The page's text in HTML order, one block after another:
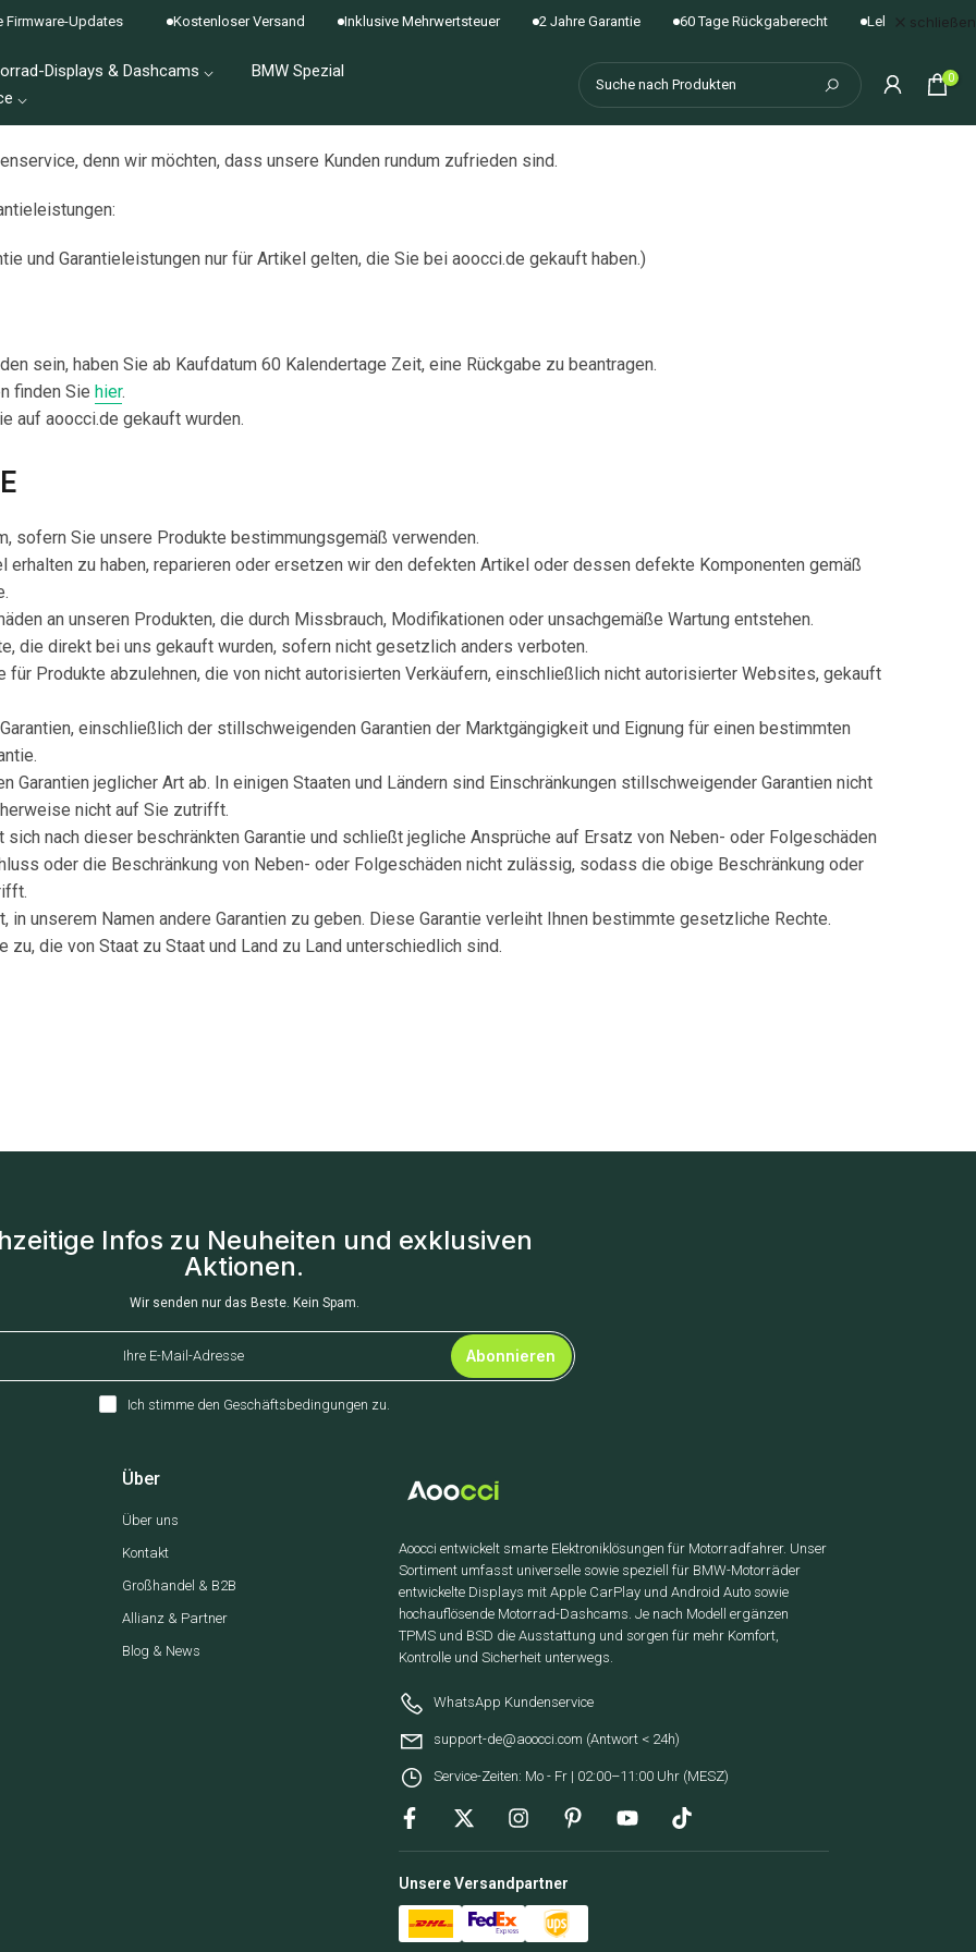
Updates Kostenloser Versand Inklusive Mehrwertsteuer 2 Jahre Garantie 60 Tage Rückgaberecht Lebenslangeschließen
Displays & Dashcams ⌵
BMW Spezial
⌵
0
denn wir möchten, dass unsere Kunden rundum zufrieden sind.
und Garantieleistungen nur für Artikel gelten, die Sie bei aoocci.de gekauft haben.)
sein, haben Sie ab Kaufdatum 60 Kalendertage Zeit, eine Rückgabe zu beantragen.
finden Sie hier.
auf aoocci.de gekauft wurden.
sofern Sie unsere Produkte bestimmungsgemäß verwenden.
erhalten zu haben, reparieren oder ersetzen wir den defekten Artikel oder dessen defekte Komponenten gemäß
an unseren Produkten, die durch Missbrauch, Modifikationen oder unsachgemäße Wartung entstehen.
die direkt bei uns gekauft wurden, sofern nicht gesetzlich anders verboten.
für Produkte abzulehnen, die von nicht autorisierten Verkäufern, einschließlich nicht autorisierter Websites, gekauft
einschließlich der stillschweigenden Garantien der Marktgängigkeit und Eignung für einen bestimmten
jeglicher Art ab. In einigen Staaten und Ländern sind Einschränkungen stillschweigender Garantien nicht
nicht auf Sie zutrifft.
nach dieser beschränkten Garantie und schließt jegliche Ansprüche auf Ersatz von Neben- oder Folgeschäden
oder die Beschränkung von Neben- oder Folgeschäden nicht zulässig, sodass die obige Beschränkung oder
unserem Namen andere Garantien zu geben. Diese Garantie verleiht Ihnen bestimmte gesetzliche Rechte.
die von Staat zu Staat und Land zu Land unterschiedlich sind.
Infos zu Neuheiten und exklusiven
Aktionen.
Wir senden nur das Beste. Kein Spam.
Abonnieren
Ich stimme den Geschäftsbedingungen zu.
Über
Über uns
Kontakt
Großhandel & B2B
Allianz & Partner
Blog & News
Aoocci entwickelt smarte Elektroniklösungen für Motorradfahrer. Unser
Sortiment umfasst universelle sowie speziell für BMW-Motorräder
entwickelte Displays mit Apple CarPlay und Android Auto sowie
hochauflösende Motorrad-Dashcams. Je nach Modell ergänzen
TPMS und BSD die Ausstattung und sorgen für mehr Komfort,
Kontrolle und Sicherheit unterwegs.
WhatsApp Kundenservice
support-de@aoocci.com (Antwort < 24h)
Service-Zeiten: Mo - Fr | 02:00–11:00 Uhr (MESZ)
Unsere Versandpartner